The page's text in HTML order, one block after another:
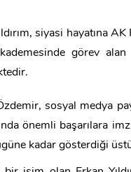
siyasi hayatına
görev alan
sosyal medya
önemli başarılara
kadar gösterdiği